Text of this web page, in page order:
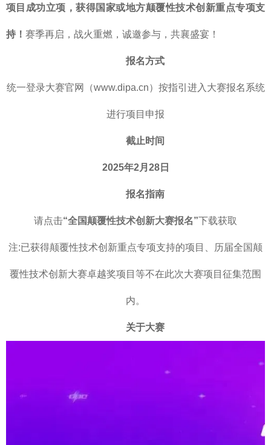
项目成功立项，获得国家或地方颠覆性技术创新重点专项支
持！ 赛季再启，战火重燃，诚邀参与，共襄盛宴！
报名方式
统一登录大赛官网（www.dipa.cn）按指引进入大赛报名系统
进行项目申报
截止时间
2025年2月28日
报名指南
请点击“全国颠覆性技术创新大赛报名”下载获取
注:已获得颠覆性技术创新重点专项支持的项目、历届全国颠
覆性技术创新大赛卓越奖项目等不在此次大赛项目征集范围
内。
关于大赛